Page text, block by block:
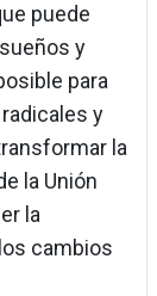
puede
y
para
y
la
la Unión
la
cambios